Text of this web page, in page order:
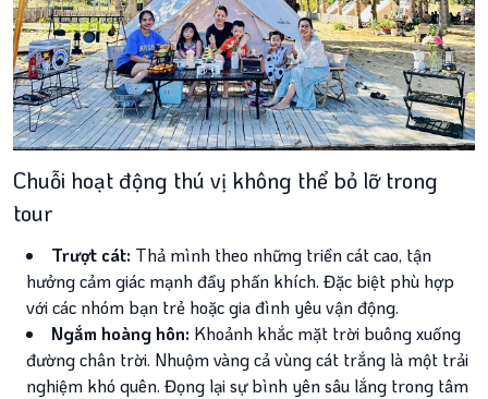
Chuỗi hoạt động thú vị không thể bỏ lỡ trong
tour
Trượt cát: Thả mình theo những triền cát cao, tận
hưởng cảm giác mạnh đầy phấn khích. Đặc biệt phù hợp
với các nhóm bạn trẻ hoặc gia đình yêu vận động.
Ngắm hoàng hôn: Khoảnh khắc mặt trời buông xuống
đường chân trời. Nhuộm vàng cả vùng cát trắng là một trải
nghiệm khó quên. Đọng lại sự bình yên sâu lắng trong tâm